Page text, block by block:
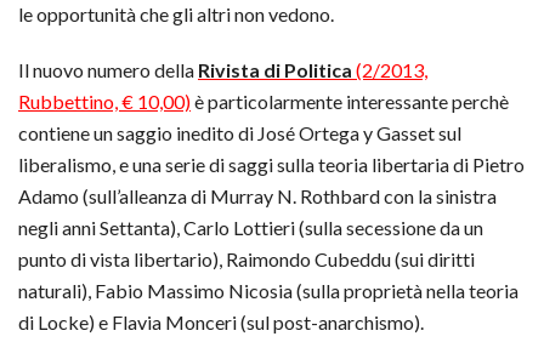
le opportunità che gli altri non vedono.
Il nuovo numero della Rivista di Politica (2/2013,
Rubbettino, € 10,00)è particolarmente interessante perchè
contiene un saggio inedito di José Ortega y Gasset sul
liberalismo, e una serie di saggi sulla teoria libertaria di Pietro
Adamo (sull’alleanza di Murray N. Rothbard con la sinistra
negli anni Settanta), Carlo Lottieri (sulla secessione da un
punto di vista libertario), Raimondo Cubeddu (sui diritti
naturali), Fabio Massimo Nicosia (sulla proprietà nella teoria
di Locke) e Flavia Monceri (sul post-anarchismo).